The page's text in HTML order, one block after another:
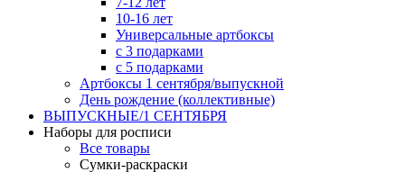
10-16 лет
Универсальные артбоксы
с 3 подарками
с 5 подарками
Артбоксы 1 сентября/выпускной
День рождение (коллективные)
ВЫПУСКНЫЕ/1 СЕНТЯБРЯ
Наборы для росписи
Все товары
Сумки-раскраски